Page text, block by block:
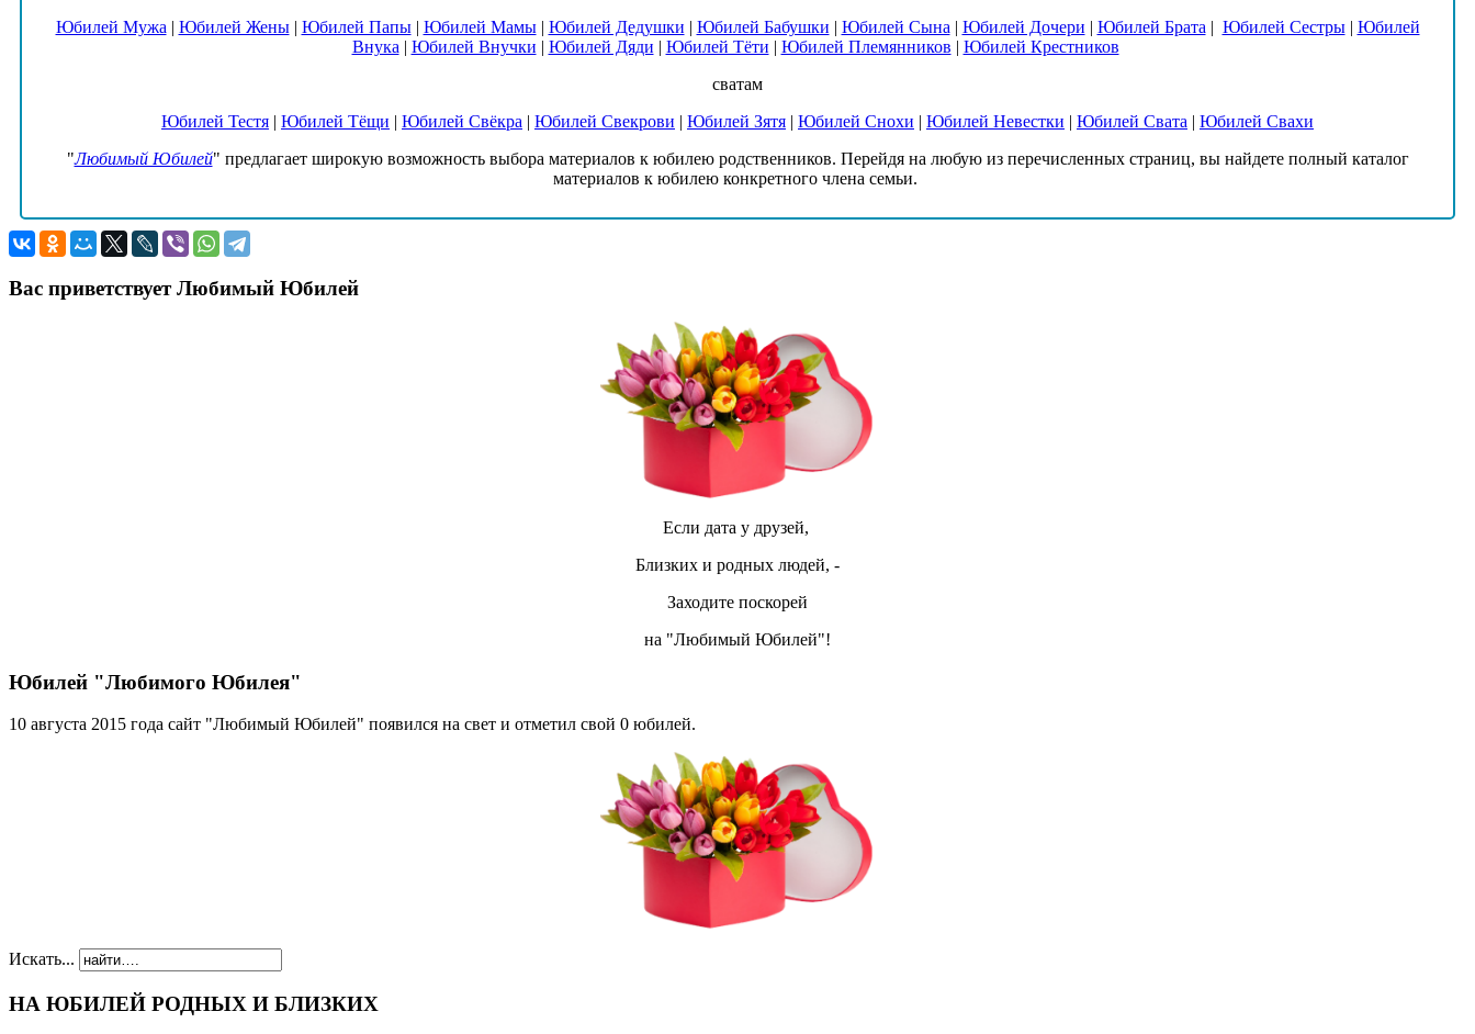
Юбилей Мужа | Юбилей Жены| Юбилей Папы| Юбилей Мамы| Юбилей Дедушки | Юбилей Бабушки | Юбилей Сына | Юбилей Дочери | Юбилей Брата | Юбилей Сестры| Юбилей
Внука | Юбилей Внучки | Юбилей Дяди | Юбилей Тёти | Юбилей Племянников | Юбилей Крестников
сватам
Юбилей Тестя | Юбилей Тёщи | Юбилей Свёкра | Юбилей Свекрови | Юбилей Зятя | Юбилей Снохи | Юбилей Невестки | Юбилей Свата | Юбилей Свахи
"Любимый Юбилей" предлагает широкую возможность выбора материалов к юбилею родственников. Перейдя на любую из перечисленных страниц, вы найдете полный каталог
материалов к юбилею конкретного члена семьи.
Вас приветствует Любимый Юбилей
Если дата у друзей,
Близких и родных людей, -
Заходите поскорей
на "Любимый Юбилей"!
Юбилей "Любимого Юбилея"
10 августа 2015 года сайт "Любимый Юбилей" появился на свет и отметил свой 0 юбилей.
Искать...
НА ЮБИЛЕЙ РОДНЫХ И БЛИЗКИХ